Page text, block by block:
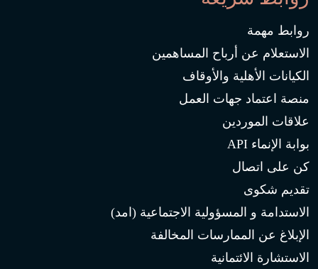
روابط مهمة
الاستعلام عن أرباح المساهمين
الكيانات الأهلية والأوقاف
منصة اعتماد جهات العمل
علاقات الموردين
بوابة الإنماء API
كن على اتصال
تقديم شكوى
الاستدامة و المسؤولية الاجتماعية (امد)
الإبلاغ عن الممارسات المخالفة
الاستشارة الائتمانية